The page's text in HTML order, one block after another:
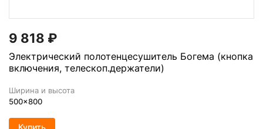
9 818 ₽
Электрический полотенцесушитель Богема (кнопка
включения, телескоп.держатели)
Ширина и высота
500x800
Купить